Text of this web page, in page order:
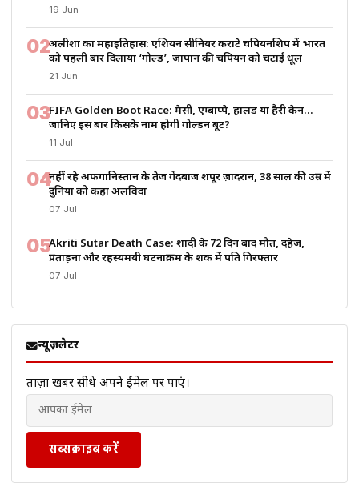
19 Jun
02अलीशा का महाइतिहास: एशियन सीनियर कराटे चैंपियनशिप में भारत
को पहली बार दिलाया ‘गोल्ड’, जापान की चैंपियन को चटाई धूल
21 Jun
03FIFA Golden Boot Race: मेसी, एम्बाप्पे, हालैंड या हैरी केन…
जानिए इस बार किसके नाम होगी गोल्डन बूट?
11 Jul
04नहीं रहे अफगानिस्तान के तेज गेंदबाज शपूर ज़ादरान, 38 साल की उम्र में
दुनिया को कहा अलविदा
07 Jul
05Akriti Sutar Death Case: शादी के 72 दिन बाद मौत, दहेज,
प्रताड़ना और रहस्यमयी घटनाक्रम के शक में पति गिरफ्तार
07 Jul
न्यूज़लेटर
ताज़ा खबरें सीधे अपने ईमेल पर पाएं।
सब्सक्राइब करें